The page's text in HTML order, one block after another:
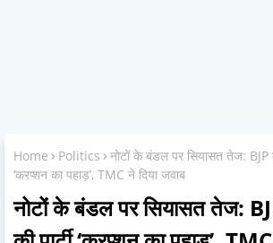
Home Politics
नोटों के बंडल पर सियासत तेज: BJP
‘करप्शन का पहाड़’, TMC ने दिया जवाब
नोटों के बंडल पर सियासत तेज: